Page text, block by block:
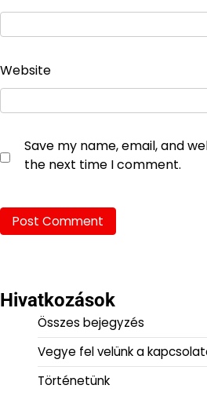
Website
Save my name, email, and
the next time I comment.
Hivatkozások
Összes bejegyzés
Vegye fel velünk a
Történetünk